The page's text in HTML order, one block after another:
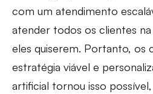
com um atendimento
atender todos os clientes
eles quiserem. Portanto, os
estratégia viável e
artificial tornou isso